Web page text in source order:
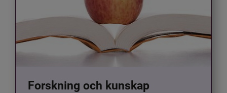
Forskning och kunskap